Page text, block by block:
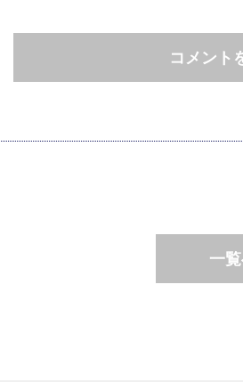
コメント
一